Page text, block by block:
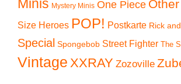
Minis Mystery Minis One Piece
Size Heroes POP! Postkarte Rick
Special Spongebob Street Fighter The
Vintage XXRAY Zozoville